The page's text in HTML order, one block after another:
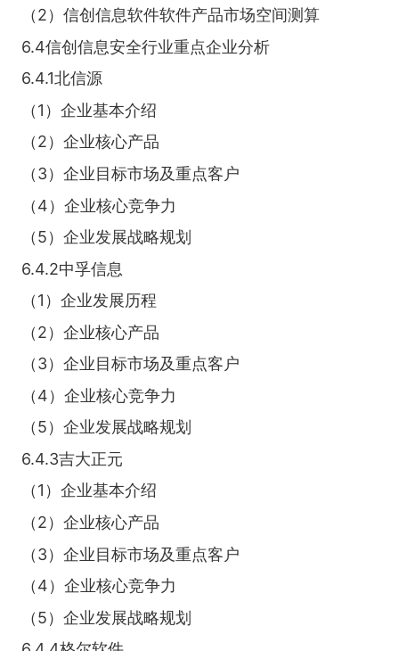
（2）信创信息软件软件产品市场空间测算
6.4信创信息安全行业重点企业分析
6.4.1北信源
（1）企业基本介绍
（2）企业核心产品
（3）企业目标市场及重点客户
（4）企业核心竞争力
（5）企业发展战略规划
6.4.2中孚信息
（1）企业发展历程
（2）企业核心产品
（3）企业目标市场及重点客户
（4）企业核心竞争力
（5）企业发展战略规划
6.4.3吉大正元
（1）企业基本介绍
（2）企业核心产品
（3）企业目标市场及重点客户
（4）企业核心竞争力
（5）企业发展战略规划